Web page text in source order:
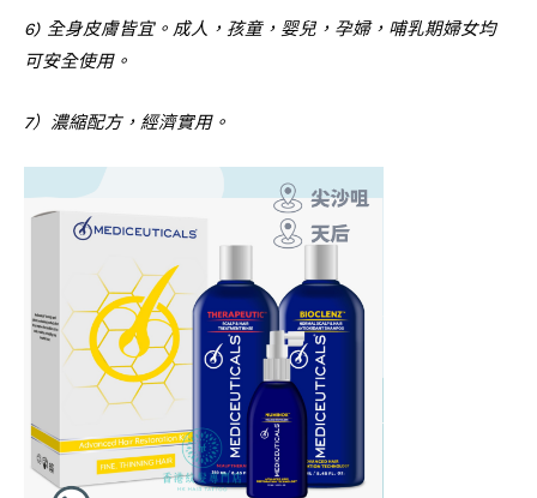
6) 全身皮膚皆宜。成人，孩童，婴兒，孕婦，哺乳期婦女均
可安全使用。
7）濃縮配方，經濟實用。